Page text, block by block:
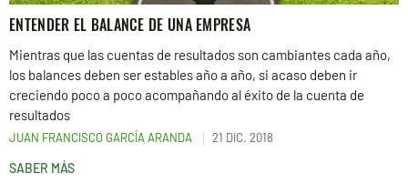
ENTENDER EL BALANCE DE UNA EMPRESA
Mientras que las cuentas de resultados son cambiantes cada año,
los balances deben ser estables año a año, si acaso deben ir
creciendo poco a poco acompañando al éxito de la cuenta de
resultados
JUAN FRANCISCO GARCÍA ARANDA 21 DIC. 2018
SABER MÁS